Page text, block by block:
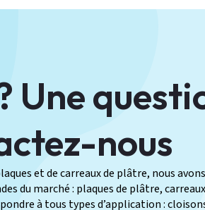
Une
nous
et de carreaux de plâtre, nous
du marché : plaques de plâtre,
à tous types d’application :